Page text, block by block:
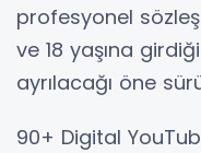
profesyonel
ve 18 yaşına girdiği
ayrılacağı öne
90+ Digital